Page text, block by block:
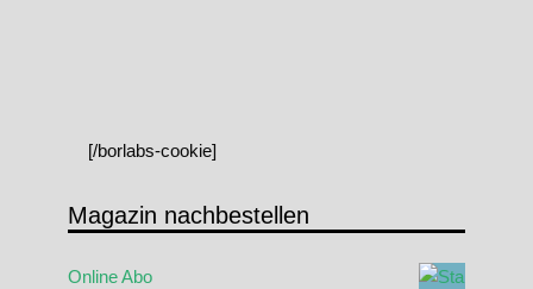
[/borlabs-cookie]
Magazin nachbestellen
Online Abo